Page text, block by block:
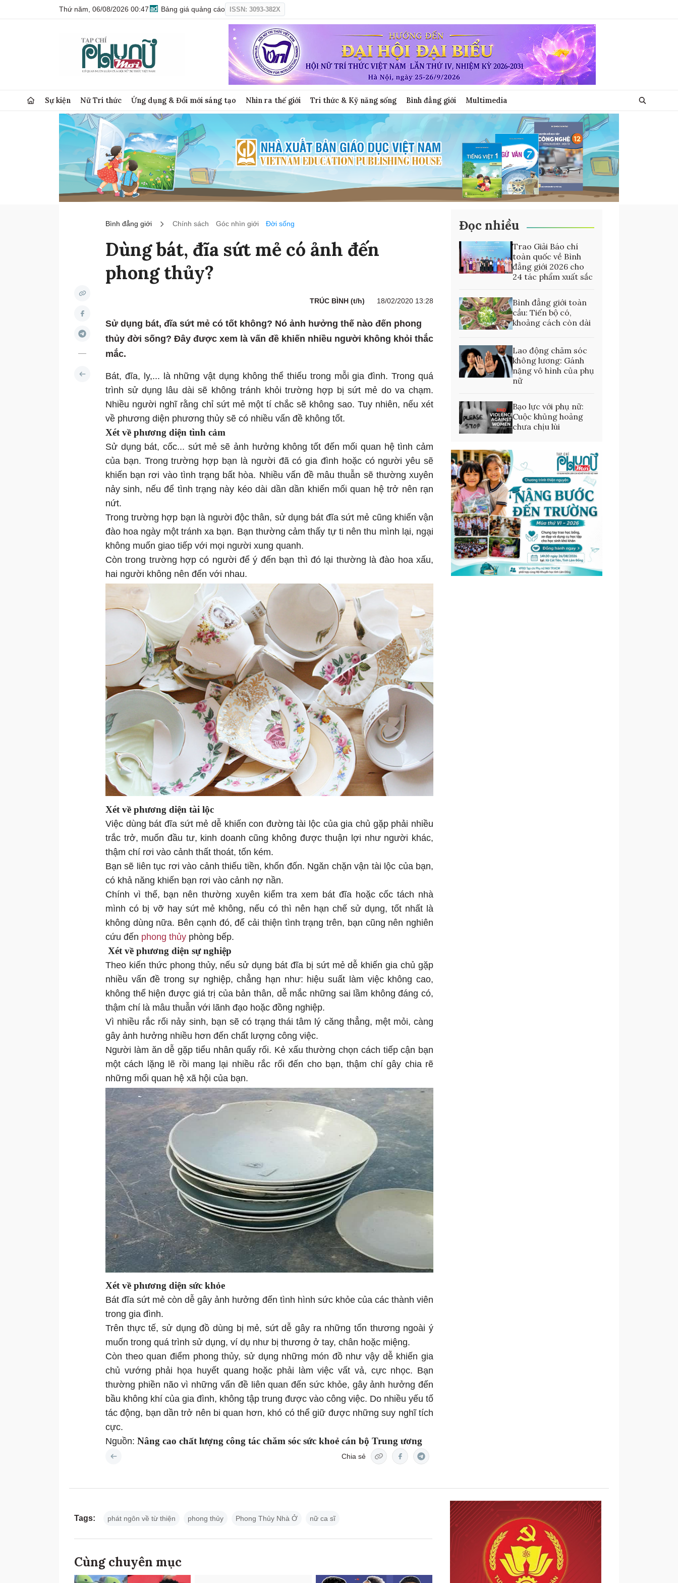
Thứ năm, 06/08/2026 00:47 Bảng giá quảng cáo ISSN: 3093-382X
Sự kiện Nữ Trí thức Ứng dụng & Đổi mới sáng tạo Nhìn ra thế giới Tri thức & Kỹ năng sống Bình đẳng giới Multimedia
Bình đẳng giới Chính sách Góc nhìn giới Đời sống
Dùng bát, đĩa sứt mẻ có ảnh đến
phong thủy?
TRÚC BÌNH (t/h) 18/02/2020 13:28
Sử dụng bát, đĩa sứt mẻ có tốt không? Nó ảnh hưởng thế nào đến phong
thủy đời sống? Đây được xem là vấn đề khiến nhiều người không khỏi thắc
mắc.
Bát, đĩa, ly,... là những vật dụng không thể thiếu trong mỗi gia đình. Trong quá
trình sử dụng lâu dài sẽ không tránh khỏi trường hợp bị sứt mẻ do va chạm.
Nhiều người nghĩ rằng chỉ sứt mẻ một tí chắc sẽ không sao. Tuy nhiên, nếu xét
về phương diện phương thủy sẽ có nhiều vấn đề không tốt.
Xét về phương diện tình cảm
Sử dụng bát, cốc... sứt mẻ sẽ ảnh hưởng không tốt đến mối quan hệ tình cảm
của bạn. Trong trường hợp bạn là người đã có gia đình hoặc có người yêu sẽ
khiến bạn rơi vào tình trạng bất hòa. Nhiều vấn đề mâu thuẫn sẽ thường xuyên
nảy sinh, nếu để tình trạng này kéo dài dần dần khiến mối quan hệ trở nên rạn
nứt.
Trong trường hợp bạn là người độc thân, sử dụng bát đĩa sứt mẻ cũng khiến vận
đào hoa ngày một tránh xa bạn. Bạn thường cảm thấy tự ti nên thu mình lại, ngại
không muốn giao tiếp với mọi người xung quanh.
Còn trong trường hợp có người để ý đến bạn thì đó lại thường là đào hoa xấu,
hai người không nên đến với nhau.
Xét về phương diện tài lộc
Việc dùng bát đĩa sứt mẻ dễ khiến con đường tài lộc của gia chủ gặp phải nhiều
trắc trở, muốn đầu tư, kinh doanh cũng không được thuận lợi như người khác,
thậm chí rơi vào cảnh thất thoát, tốn kém.
Bạn sẽ liên tục rơi vào cảnh thiếu tiền, khốn đốn. Ngăn chặn vận tài lộc của bạn,
có khả năng khiến bạn rơi vào cảnh nợ nần.
Chính vì thế, bạn nên thường xuyên kiểm tra xem bát đĩa hoặc cốc tách nhà
mình có bị vỡ hay sứt mẻ không, nếu có thì nên hạn chế sử dụng, tốt nhất là
không dùng nữa. Bên cạnh đó, để cải thiện tình trạng trên, bạn cũng nên nghiên
cứu đến phong thủy phòng bếp.
Xét về phương diện sự nghiệp
Theo kiến thức phong thủy, nếu sử dụng bát đĩa bị sứt mẻ dễ khiến gia chủ gặp
nhiều vấn đề trong sự nghiệp, chẳng hạn như: hiệu suất làm việc không cao,
không thể hiện được giá trị của bản thân, dễ mắc những sai lầm không đáng có,
thậm chí là mâu thuẫn với lãnh đạo hoặc đồng nghiệp.
Vì nhiều rắc rối nảy sinh, bạn sẽ có trạng thái tâm lý căng thẳng, mệt mỏi, càng
gây ảnh hưởng nhiều hơn đến chất lượng công việc.
Người làm ăn dễ gặp tiểu nhân quấy rối. Kẻ xấu thường chọn cách tiếp cận bạn
một cách lặng lẽ rồi mang lại nhiều rắc rối đến cho bạn, thậm chí gây chia rẽ
những mối quan hệ xã hội của bạn.
Xét về phương diện sức khỏe
Bát đĩa sứt mẻ còn dễ gây ảnh hưởng đến tình hình sức khỏe của các thành viên
trong gia đình.
Trên thực tế, sử dụng đồ dùng bị mẻ, sứt dễ gây ra những tổn thương ngoài ý
muốn trong quá trình sử dụng, ví dụ như bị thương ở tay, chân hoặc miệng.
Còn theo quan điểm phong thủy, sử dụng những món đồ như vậy dễ khiến gia
chủ vướng phải họa huyết quang hoặc phải làm việc vất vả, cực nhọc. Bạn
thường phiền não vì những vấn đề liên quan đến sức khỏe, gây ảnh hưởng đến
bầu không khí của gia đình, không tập trung được vào công việc. Do nhiều yếu tố
tác động, bạn dần trở nên bi quan hơn, khó có thể giữ được những suy nghĩ tích
cực.
Nguồn: Nâng cao chất lượng công tác chăm sóc sức khoẻ cán bộ Trung ương
Chia sẻ
Đọc nhiều
Trao Giải Báo chí
toàn quốc về Bình
đẳng giới 2026 cho
24 tác phẩm xuất sắc
Bình đẳng giới toàn
cầu: Tiến bộ có,
khoảng cách còn dài
Lao động chăm sóc
không lương: Gánh
nặng vô hình của phụ
nữ
Bạo lực với phụ nữ:
Cuộc khủng hoảng
chưa chịu lùi
Tags: phát ngôn về từ thiện phong thủy Phong Thủy Nhà Ở nữ ca sĩ
Cùng chuyên mục